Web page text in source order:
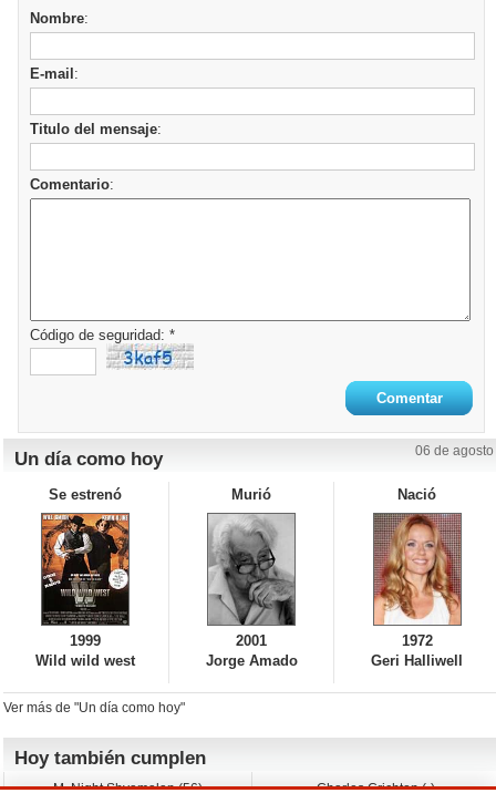
Nombre:
E-mail :
Titulo del mensaje:
Comentario:
Código de seguridad: *
Un día como hoy 06 de agosto
Se estrenó
1999
Wild wild west
Murió
2001
Jorge Amado
Nació
1972
Geri Halliwell
Ver más de "Un día como hoy"
Hoy también cumplen
M. Night Shyamalan (56) Charles Crichton (-)